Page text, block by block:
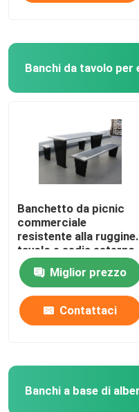
Banchi da tavolo per
Banchetto da picnic
commerciale
resistente alla ruggine,
tavolo e sedia esterno
in metallo rivestito in
polvereMiglior prezzo
Contattaci
Banchi a base di